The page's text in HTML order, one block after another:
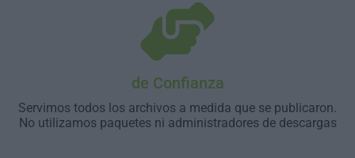
de Confianza
Servimos todos los archivos a medida que se publicaron.
No utilizamos paquetes ni administradores de descargas